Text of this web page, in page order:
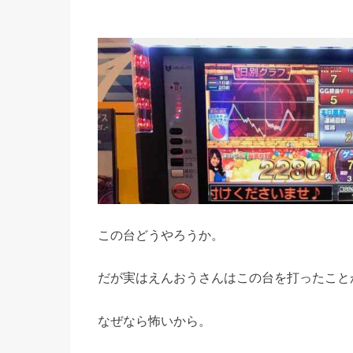
この台どうやろうか。
だが実はえんおうさんはこの台を打ったこ
なぜなら怖いから。